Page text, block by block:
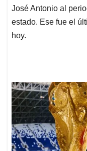
José Antonio al
estado. Ese fue el
hoy.